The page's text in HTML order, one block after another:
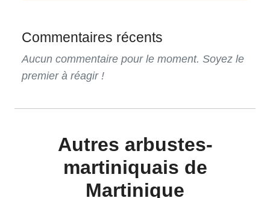
Commentaires récents
Aucun commentaire pour le moment. Soyez le
premier à réagir !
Autres arbustes-
martiniquais de
Martinique